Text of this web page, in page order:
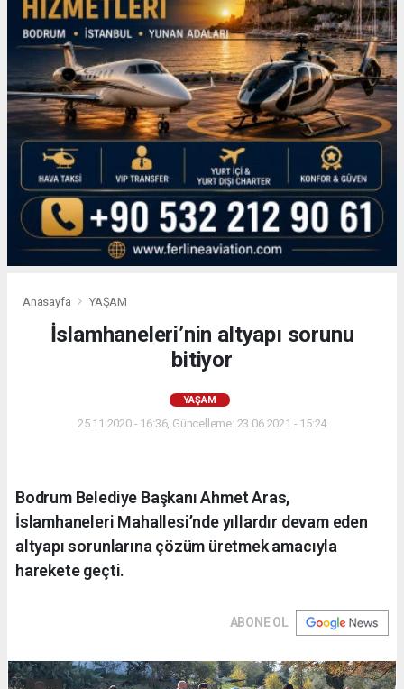
Anasayfa YAŞAM
İslamhaneleri’nin altyapı sorunu
bitiyor
YAŞAM
25.11.2020 - 16:36, Güncelleme: 23.06.2021 - 15:24
Bodrum Belediye Başkanı Ahmet Aras,
İslamhaneleri Mahallesi’nde yıllardır devam eden
altyapı sorunlarına çözüm üretmek amacıyla
harekete geçti.
ABONE OL